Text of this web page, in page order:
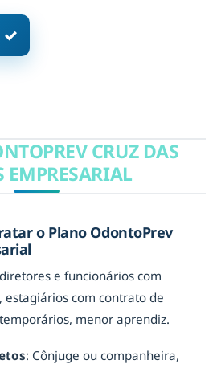
CRUZ DAS
EMPRESARIAL
o Plano OdontoPrev
e funcionários com
com contrato de
menor aprendiz.
: Cônjuge ou companheira,